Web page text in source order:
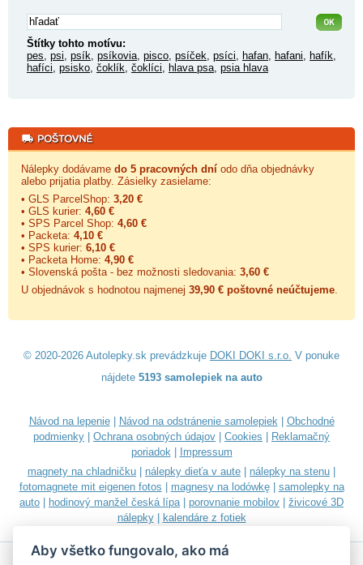
Štítky tohto motívu:
pes psi psík psíkovia pisco psíček psíci hafan hafani hafík
hafíci psisko čoklík čoklíci hlava psa psia hlava
Nálepky dodávame do 5 pracovných dní odo dňa objednávky
alebo prijatia platby. Zásielky zasielame:
• GLS ParcelShop: 3,20 €
• GLS kurier: 4,60 €
• SPS Parcel Shop: 4,60 €
• Packeta: 4,10 €
• SPS kurier: 6,10 €
• Packeta Home: 4,90 €
• Slovenská pošta - bez možnosti sledovania: 3,60 €
U objednávok s hodnotou najmenej 39,90 € poštovné neúčtujeme
© 2020-2026 Autolepky.sk prevádzkuje DOKI DOKI s.r.o. V ponuke
nájdete 5193 samolepiek na auto
Návod na lepenie| Návod na odstránenie samolepiek| Obchodné
podmienky
Ochrana osobných údajov Cookies
Reklamačný
poriadok|
Impressum
magnety na chladničku
nálepky dieťa v aute nálepky na stenu
fotomagnete mit eigenen fotos
magnesy na lodówkę| samolepky na
auto
hodinový manžel česká lípa| porovnanie mobilov
živicové 3D
nálepky| kalendáre z fotiek
Aby všetko fungovalo, ako má